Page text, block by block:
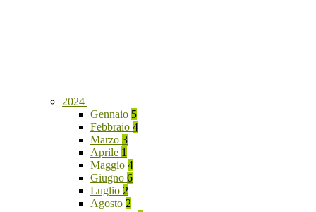
2024
Gennaio 5
Febbraio 4
Marzo 3
Aprile 1
Maggio 4
Giugno 6
Luglio 2
Agosto 2